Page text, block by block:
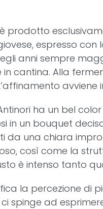
è prodotto
espresso
anni sempre
cantina. Alla
Antinori ha un bel
in un bouquet
da una chiara
così come la
è intenso tanto
la percezione di
spinge ad